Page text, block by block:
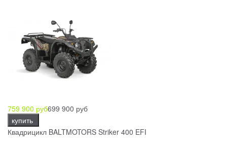
759 900 руб699 900 руб
купить
Квадрицикл BALTMOTORS Striker 400 EFI